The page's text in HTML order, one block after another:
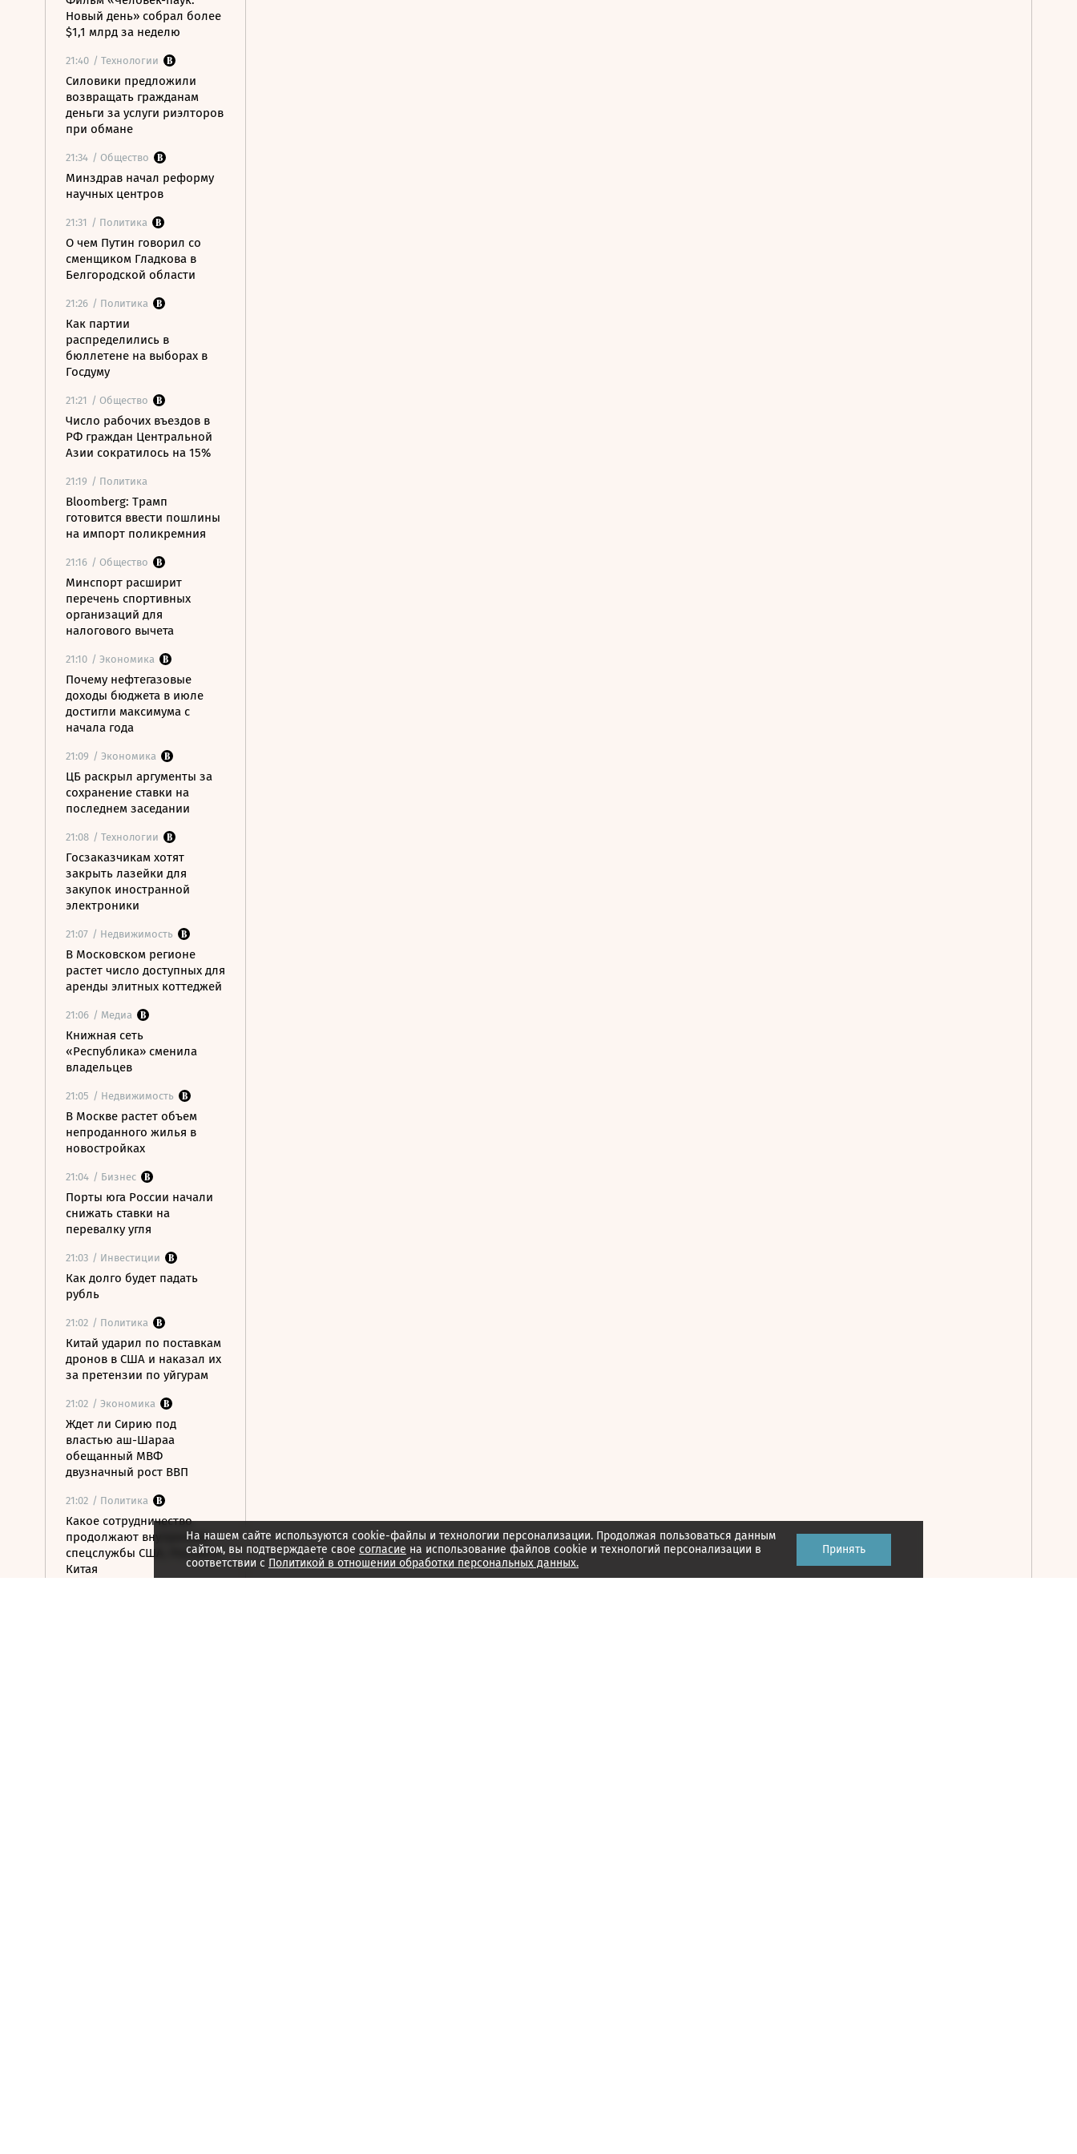
Новый день» собрал более
$1,1 млрд за неделю
21:40 / Технологии
Силовики предложили
возвращать гражданам
деньги за услуги риэлторов
при обмане
21:34 / Общество
Минздрав начал реформу
научных центров
21:31 / Политика
О чем Путин говорил со
сменщиком Гладкова в
Белгородской области
21:26 / Политика
Как партии
распределились в
бюллетене на выборах в
Госдуму
21:21 / Общество
Число рабочих въездов в
РФ граждан Центральной
Азии сократилось на 15%
21:19 / Политика
Bloomberg: Трамп
готовится ввести пошлины
на импорт поликремния
21:16 / Общество
Минспорт расширит
перечень спортивных
организаций для
налогового вычета
21:10 / Экономика
Почему нефтегазовые
доходы бюджета в июле
достигли максимума с
начала года
21:09 / Экономика
ЦБ раскрыл аргументы за
сохранение ставки на
последнем заседании
21:08 / Технологии
Госзаказчикам хотят
закрыть лазейки для
закупок иностранной
электроники
21:07 / Недвижимость
В Московском регионе
растет число доступных для
аренды элитных коттеджей
21:06 / Медиа
Книжная сеть
«Республика» сменила
владельцев
21:05 / Недвижимость
В Москве растет объем
непроданного жилья в
новостройках
21:04 / Бизнес
Порты юга России начали
снижать ставки на
перевалку угля
21:03 / Инвестиции
Как долго будет падать
рубль
21:02 / Политика
Китай ударил по поставкам
дронов в США и наказал их
за претензии по уйгурам
21:02 / Экономика
Ждет ли Сирию под
властью аш-Шараа
обещанный МВФ
двузначный рост ВВП
21:02 / Политика
Какое сотрудничество
продолжают внутренние
спецслужбы США, России и
Китая
На нашем сайте используются cookie-файлы и технологии персонализации. Продолжая пользоваться данным
сайтом, вы подтверждаете свое согласие на использование файлов cookie и технологий персонализации в
соответствии с Политикой в отношении обработки персональных данных.
Принять